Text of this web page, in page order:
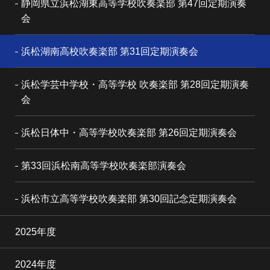
静岡県立浜松湖東高等学校吹奏楽部 第47回定期演奏
会
浜松湖南高校吹奏楽部 第31回定期演奏会
浜松学芸中学校・高等学校 吹奏楽部 第28回定期演奏
会
浜松日体中・高等学校吹奏楽部 第26回定期演奏会
第33回浜松南高等学校吹奏楽部演奏会
浜松市立高等学校吹奏楽部 第30回記念定期演奏会
2025年度
2024年度